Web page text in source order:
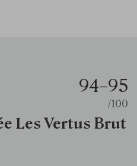
Les Vertus Brut
94–95
/100